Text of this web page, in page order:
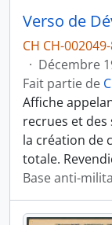
CH CH-
· Décembre
Fait partie de
Affiche
recrues et
la création de
totale.
Base anti-